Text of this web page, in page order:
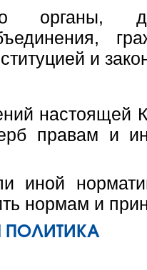
органы,
и
настоящей
правам и
иной
нормам и
ПОЛИТИКА